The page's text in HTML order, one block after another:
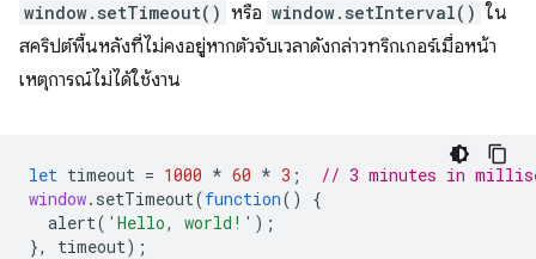
window.setTimeout() หรือ window.setInterval() ใน
สคริปต์พื้นหลังที่ไม่คงอยู่หากตัวจับเวลาดังกล่าวทริกเกอร์เมื่อหน้า
เหตุการณ์ไม่ได้ใช้งาน
let timeout = 1000 * 60 * 3 ;
// 3 minutes in
window. setTimeout(function()
{
alert( 'Hello, world!' );
},
timeout);